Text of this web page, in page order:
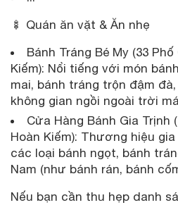
🍢 Quán ăn vặt & Ăn nhẹ
Bánh Tráng Bé My (33
Kiếm): Nổi tiếng với món
mai, bánh tráng trộn đậm
không gian ngồi ngoài trời
Cửa Hàng Bánh Gia Trịnh
Hoàn Kiếm): Thương hiệu
các loại bánh ngọt, bánh
Nam (như bánh rán, bánh
Nếu bạn cần thu hẹp danh